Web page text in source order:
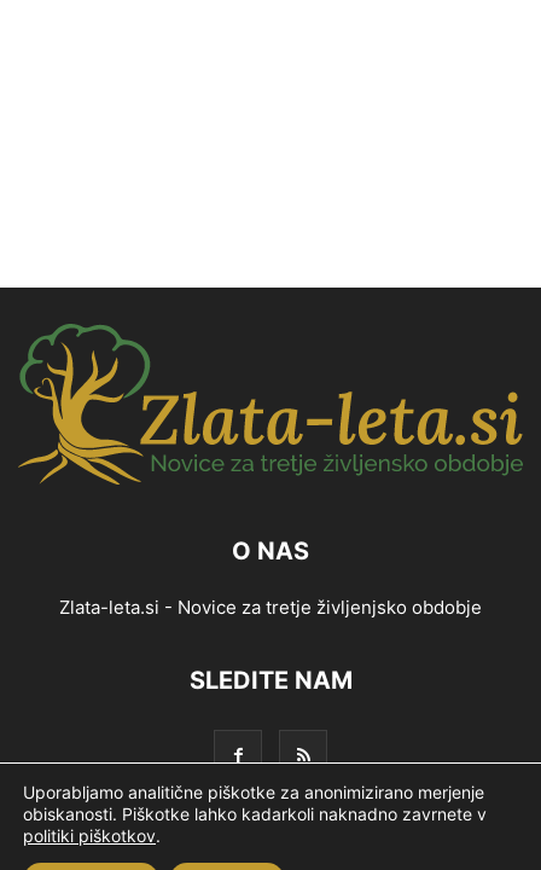
O NAS
Zlata-leta.si - Novice za tretje življenjsko obdobje
SLEDITE NAM
Uporabljamo analitične piškotke za anonimizirano merjenje
obiskanosti. Piškotke lahko kadarkoli naknadno zavrnete v
politiki piškotkov.